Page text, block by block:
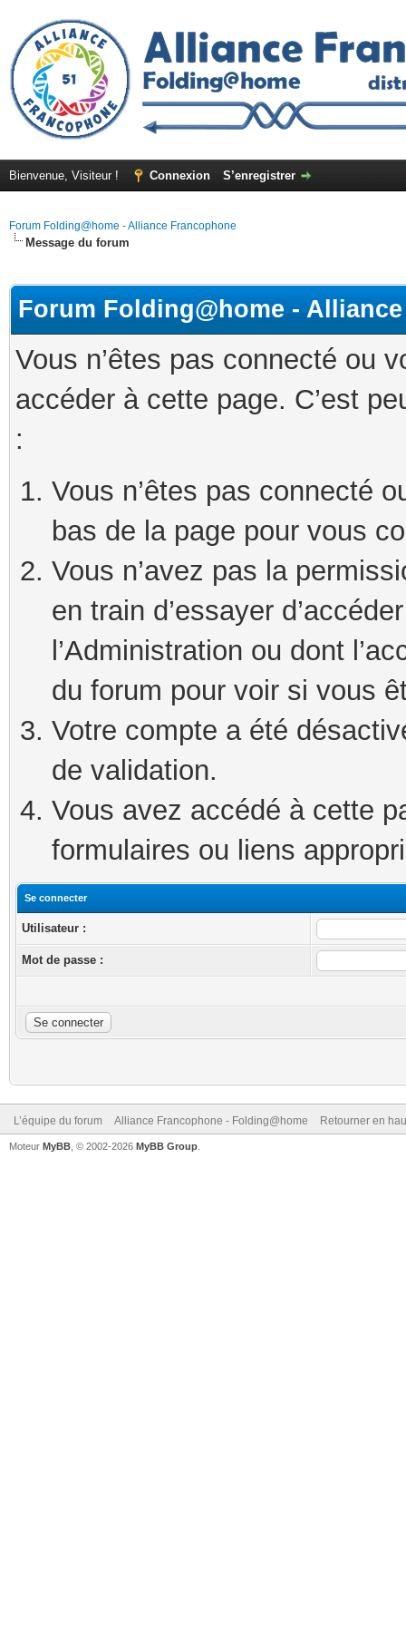
Bienvenue, Visiteur ! Connexion S’enregistrer
Forum Folding@home - Alliance Francophone
Message du forum
Forum Folding@home -
Vous n’êtes pas connecté ou
accéder à cette page. C’est
:
Vous n’êtes pas connecté
bas de la page pour vous
Vous n’avez pas la
en train d’essayer
l’Administration ou dont
du forum pour voir si vous
Votre compte a été
de validation.
Vous avez accédé à cette
formulaires ou liens
Se connecter
Utilisateur :
Mot de passe :
L’équipe du forum Alliance Francophone - Folding@home Retourner en
Moteur MyBB , © 2002-2026 MyBB Group